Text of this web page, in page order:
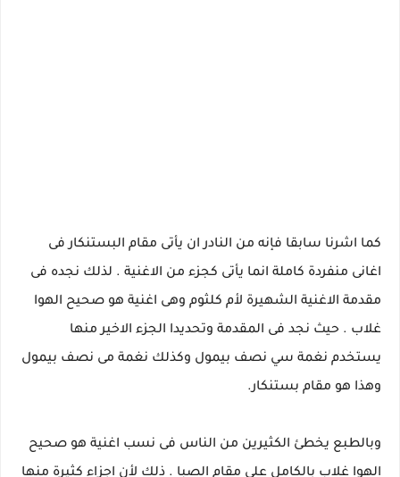
كما اشرنا سابقا فإنه من النادر ان يأتى مقام البستنكار فى
اغانى منفردة كاملة انما يأتى كجزء من الاغنية . لذلك نجده فى
مقدمة الاغنية الشهيرة لأم كلثوم وهى اغنية هو صحيح الهوا
غلاب . حيث نجد فى المقدمة وتحديدا الجزء الاخير منها
يستخدم نغمة سي نصف بيمول وكذلك نغمة مى نصف بيمول
وهذا هو مقام بستنكار.
وبالطبع يخطئ الكثيرين من الناس فى نسب اغنية هو صحيح
الهوا غلاب بالكامل على مقام الصبا . ذلك لأن اجزاء كثيرة منها